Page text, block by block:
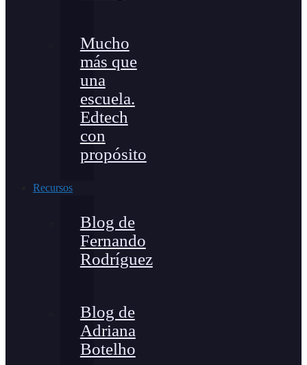
Mucho
más que
una
escuela.
Edtech
con
propósito
Recursos
Blog de
Fernando
Rodríguez
Blog de
Adriana
Botelho